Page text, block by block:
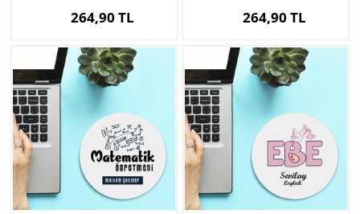
264,90 TL 264,90 TL